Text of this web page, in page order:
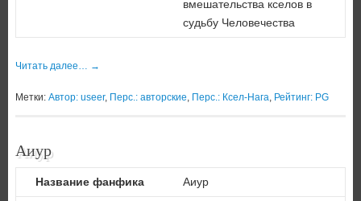
вмешательства кселов в
судьбу Человечества
Читать далее… →
Метки: Автор: useer, Перс.: авторские, Перс.: Ксел-Нага, Рейтинг: PG
Аиур
Название фанфика Аиур